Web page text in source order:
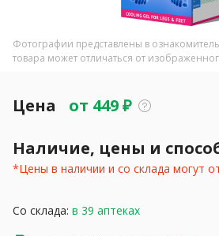
Фотографии представлены в
товара может отличаться от
Цена от 449₽
Наличие, цены и
*Цены в наличии и со склада могут
Со склада: в 39 аптеках